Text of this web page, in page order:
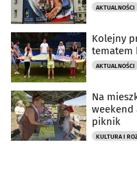
AKTUALNOŚCI
Kolejny
tematem
AKTUALNOŚCI
Na
weekend
piknik